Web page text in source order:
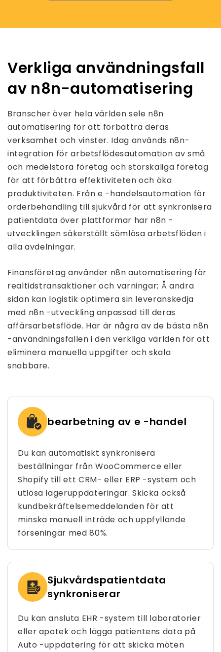
Verkliga användningsfall
av n8n-automatisering
Branscher över hela världen sele n8n
automatisering för att förbättra deras
verksamhet och vinster. Idag används n8n-
integration för arbetsflödesautomation av små
och medelstora företag och storskaliga företag
för att förbättra effektiviteten och öka
produktiviteten. Från e -handelsautomation för
orderbehandling till sjukvård för att synkronisera
patientdata över plattformar har n8n -
utvecklingen säkerställt sömlösa arbetsflöden i
alla avdelningar.
Finansföretag använder n8n automatisering för
realtidstransaktioner och varningar; Å andra
sidan kan logistik optimera sin leveranskedja
med n8n -utveckling anpassad till deras
affärsarbetsflöde. Här är några av de bästa n8n
-användningsfallen i den verkliga världen för att
eliminera manuella uppgifter och skala
snabbare.
bearbetning av e -handel
Du kan automatiskt synkronisera
beställningar från WooCommerce eller
Shopify till ett CRM- eller ERP -system och
utlösa lageruppdateringar. Skicka också
kundbekräftelsemeddelanden för att
minska manuell inträde och uppfyllande
förseningar med 80%.
Sjukvårdspatientdata
synkroniserar
Du kan ansluta EHR -system till laboratorier
eller apotek och lägga patientens data på
Auto -uppdatering för att skicka möten